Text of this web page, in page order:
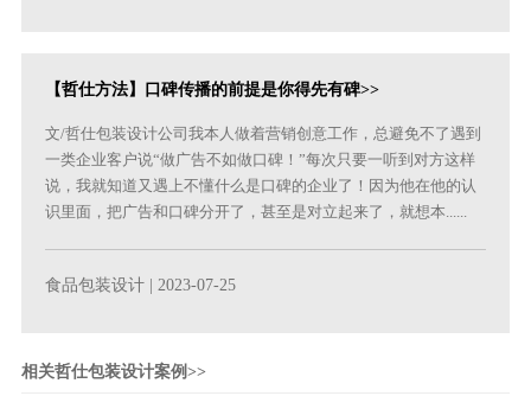
【哲仕方法】口碑传播的前提是你得先有碑>>
文/哲仕包装设计公司我本人做着营销创意工作，总避免不了遇到
一类企业客户说“做广告不如做口碑！”每次只要一听到对方这样
说，我就知道又遇上不懂什么是口碑的企业了！因为他在他的认
识里面，把广告和口碑分开了，甚至是对立起来了，就想本......
食品包装设计 | 2023-07-25
相关哲仕包装设计案例>>